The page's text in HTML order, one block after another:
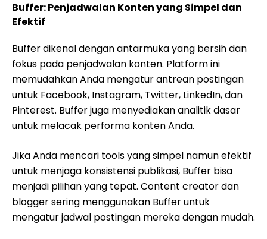
Buffer: Penjadwalan Konten yang Simpel dan
Efektif
Buffer dikenal dengan antarmuka yang bersih dan
fokus pada penjadwalan konten. Platform ini
memudahkan Anda mengatur antrean postingan
untuk Facebook, Instagram, Twitter, LinkedIn, dan
Pinterest. Buffer juga menyediakan analitik dasar
untuk melacak performa konten Anda.
Jika Anda mencari tools yang simpel namun efektif
untuk menjaga konsistensi publikasi, Buffer bisa
menjadi pilihan yang tepat. Content creator dan
blogger sering menggunakan Buffer untuk
mengatur jadwal postingan mereka dengan mudah.